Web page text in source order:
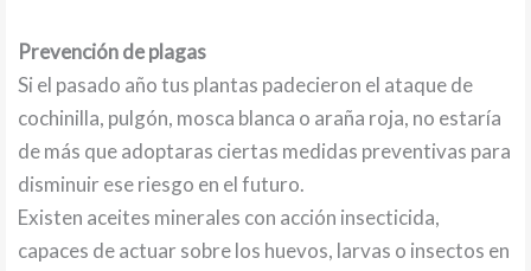
Prevención de plagas
Si el pasado año tus plantas padecieron el ataque de
cochinilla, pulgón, mosca blanca o araña roja, no estaría
de más que adoptaras ciertas medidas preventivas para
disminuir ese riesgo en el futuro.
Existen aceites minerales con acción insecticida,
capaces de actuar sobre los huevos, larvas o insectos en